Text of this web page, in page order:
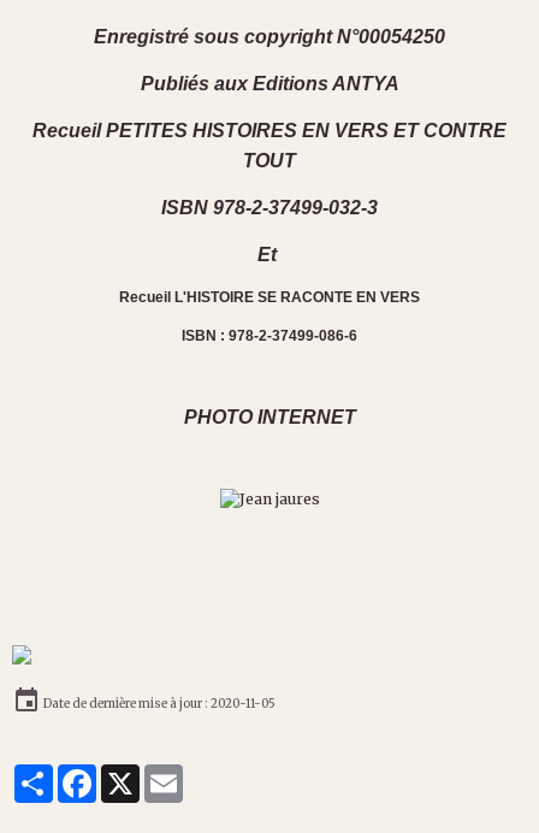
Enregistré sous copyright N°00054250
Publiés aux Editions ANTYA
Recueil PETITES HISTOIRES EN VERS ET CONTRE
TOUT
ISBN 978-2-37499-032-3
Et
Recueil L'HISTOIRE SE RACONTE EN VERS
ISBN : 978-2-37499-086-6
PHOTO INTERNET
Date de dernière mise à jour : 2020-11-05
PartagerFacebook
X